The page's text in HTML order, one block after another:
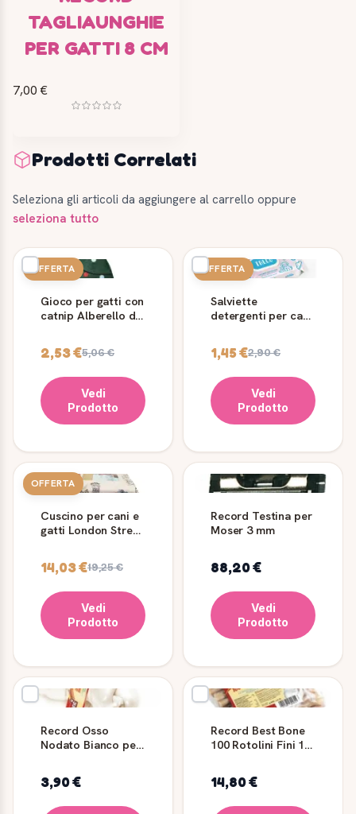
TAGLIAUNGHIE
PER GATTI 8 CM
7,00 €
Prodotti Correlati
Seleziona gli articoli da aggiungere al carrello oppure
seleziona tutto
OFFERTA
Gioco per gatti con
catnip Alberello di
2,53 €5,06 €
Vedi
Prodotto
OFFERTA
Salviette
detergenti per cani
Record 40 pz
1,45 €2,90 €
Vedi
Prodotto
OFFERTA
Cuscino per cani e
gatti London Street
14,03 €19,25 €
Vedi
Prodotto
Record Testina per
Moser 3 mm
88,20 €
Vedi
Prodotto
Record Osso
Nodato Bianco per
3,90 €
Record Best Bone
100 Rotolini Fini 13
14,80 €